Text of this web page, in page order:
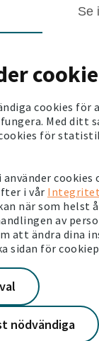
Se
cookies för
Med ditt
för
cookies
i vår
när som helst
av
att ändra dina
sidan för
nödvändiga
01
A
450 kr/mån
01
Visa fler
hem